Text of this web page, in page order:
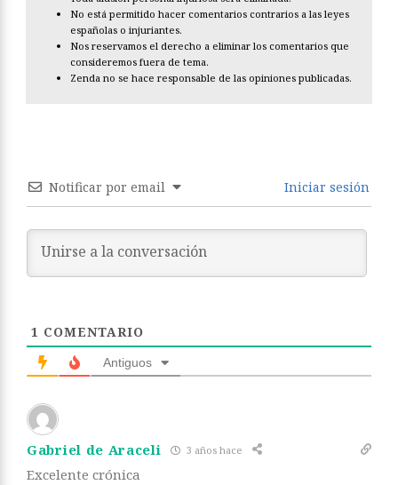
No está permitido hacer comentarios contrarios a las leyes
españolas o injuriantes.
Nos reservamos el derecho a eliminar los comentarios que
consideremos fuera de tema.
Zenda no se hace responsable de las opiniones publicadas.
Notificar por email Iniciar sesión
1 COMENTARIO
Antiguos
Gabriel de Araceli 3 años hace
Excelente crónica